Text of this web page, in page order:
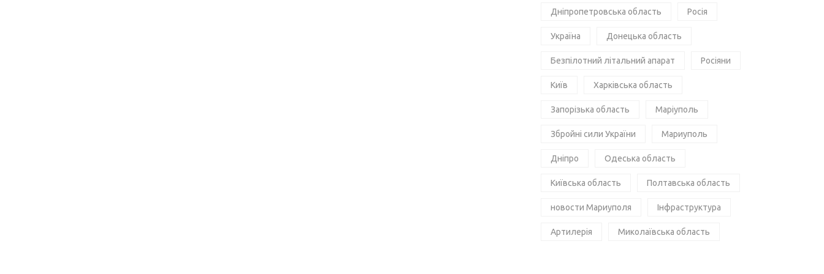
Дніпропетровська область Росія
Україна Донецька область
Безпілотний літальний апарат Росіяни
Київ Харківська область
Запорізька область Маріуполь
Збройні сили України Мариуполь
Дніпро Одеська область
Київська область Полтавська область
новости Мариуполя Інфраструктура
Артилерія Миколаївська область